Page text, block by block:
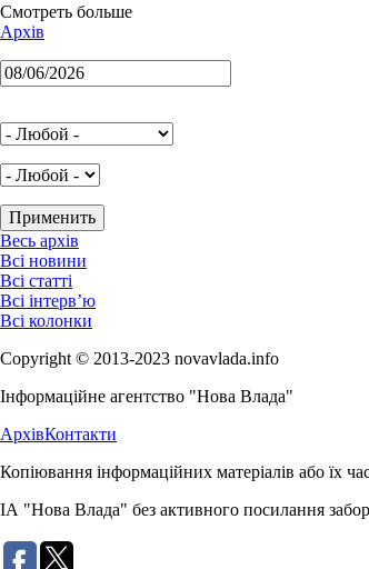
Смотреть больше
Архів
Весь архів
Всі новини
Всі статті
Всі інтерв’ю
Всі колонки
Copyright © 2013-2023 novavlada.info
Інформаційне агентство "Нова Влада"
АрхівКонтакти
Копіювання інформаційних матеріалів або їх
ІА "Нова Влада" без активного посилання